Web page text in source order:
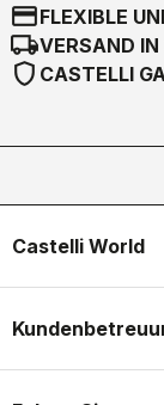
credit_cardFLEXIBLE
local_shippingVERSAND
shield CASTELLI
Castelli World